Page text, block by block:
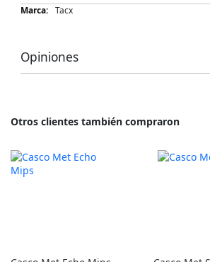
Más
Tacx
Opiniones
Otros clientes también compraron